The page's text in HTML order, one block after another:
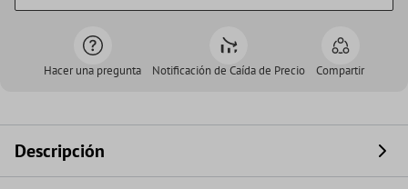
Hacer una pregunta Notificación de Caída de Precio Compartir
Descripción